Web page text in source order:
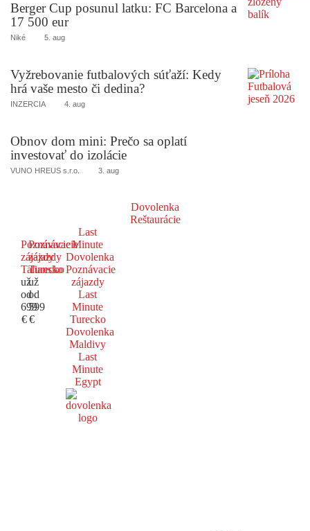
Berger Cup posunul latku: FC Barcelona a
17 500 eur
Niké 5. aug
Vyžrebovanie futbalových súťaží: Kedy
hrá vaše mesto či dedina?
INZERCIA 4. aug
Obnov dom mini: Prečo sa oplatí
investovať do izolácie
VUNO HREUS s.r.o. 3. aug
Dovolenka
Reštaurácie
Poznávacie
zájazdy
Taliansko
už
od
699
€
Poznávacie
zájazdy
Turecko
už
od
599
€
Last
Minute
Dovolenka
Poznávacie
zájazdy
Last
Minute
Turecko
Dovolenka
Maldivy
Last
Minute
Egypt